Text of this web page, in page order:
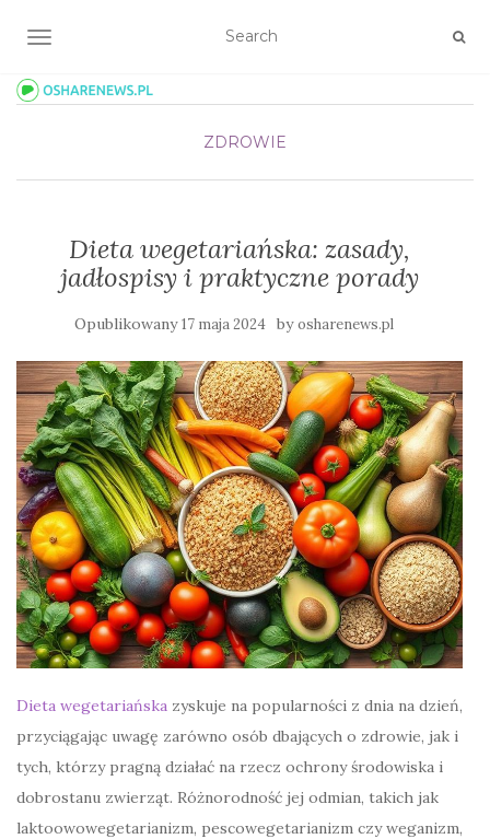
TOGGLE NAVIGATION
ZDROWIE
Dieta wegetariańska: zasady,
jadłospisy i praktyczne porady
Opublikowany17 maja 2024 byosharenews.pl
Dieta wegetariańska zyskuje na popularności z dnia na dzień,
przyciągając uwagę zarówno osób dbających o zdrowie, jak i
tych, którzy pragną działać na rzecz ochrony środowiska i
dobrostanu zwierząt. Różnorodność jej odmian, takich jak
laktoowowegetarianizm, pescowegetarianizm czy weganizm,